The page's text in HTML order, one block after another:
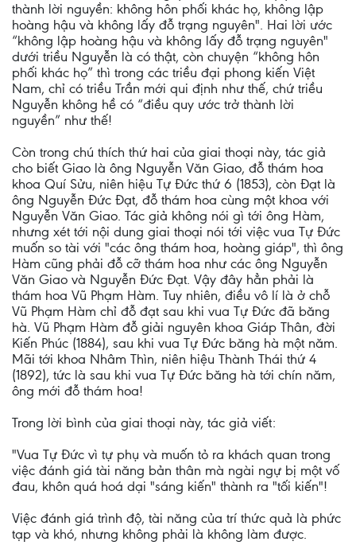
thành lời nguyền: không hôn phối khác họ, không lập
hoàng hậu và không lấy đỗ trạng nguyên". Hai lời ước
“không lập hoàng hậu và không lấy đỗ trạng nguyên"
dưới triều Nguyễn là có thật, còn chuyện “không hôn
phối khác họ” thì trong các triều đại phong kiến Việt
Nam, chỉ có triều Trần mới qui định như thế, chứ triều
Nguyễn không hề có “điều quy ước trở thành lời
nguyền” như thế!
Còn trong chú thích thứ hai của giai thoại này, tác giả
cho biết Giao là ông Nguyễn Văn Giao, đỗ thám hoa
khoa Quí Sửu, niên hiệu Tự Đức thứ 6 (1853), còn Đạt là
ông Nguyễn Đức Đạt, đỗ thám hoa cùng một khoa với
Nguyễn Văn Giao. Tác giả không nói gì tới ông Hàm,
nhưng xét tới nội dung giai thoại nói tới việc vua Tự Đức
muốn so tài với "các ông thám hoa, hoàng giáp", thì ông
Hàm cũng phải đỗ cỡ thám hoa như các ông Nguyễn
Văn Giao và Nguyễn Đức Đạt. Vậy đây hẳn phải là
thám hoa Vũ Phạm Hàm. Tuy nhiên, điều vô lí là ở chỗ
Vũ Phạm Hàm chỉ đỗ đạt sau khi vua Tự Đức đã băng
hà. Vũ Phạm Hàm đỗ giải nguyên khoa Giáp Thân, đời
Kiến Phúc (1884), sau khi vua Tự Đức băng hà một năm.
Mãi tới khoa Nhâm Thìn, niên hiệu Thành Thái thứ 4
(1892), tức là sau khi vua Tự Đức băng hà tới chín năm,
ông mới đỗ thám hoa!
Trong lời bình của giai thoại này, tác giả viết:
"Vua Tự Đức vì tự phụ và muốn tỏ ra khách quan trong
việc đánh giá tài năng bản thân mà ngài ngự bị một vố
đau, khôn quá hoá dại "sáng kiến" thành ra "tối kiến"!
Việc đánh giá trình độ, tài năng của trí thức quả là phức
tạp và khó, nhưng không phải là không làm được.